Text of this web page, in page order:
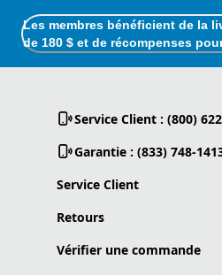
Les membres bénéficient de la
de 180 $ et de récompenses
Service Client : (800)
Garantie : (833) 748-
Service Client
Retours
Vérifier une commande